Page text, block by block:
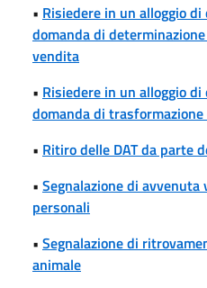
• Risiedere in un alloggio
domanda di
vendita
• Risiedere in un alloggio
domanda di
• Ritiro delle DAT da parte
• Segnalazione di avvenuta
personali
• Segnalazione di
animale